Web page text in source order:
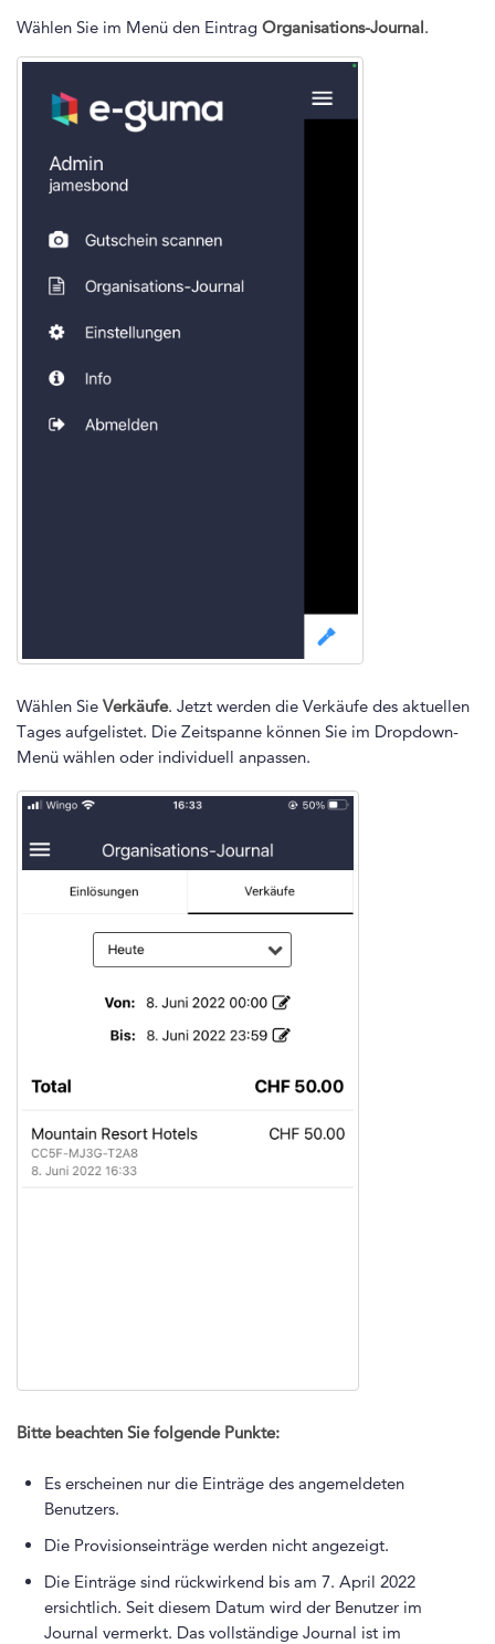
Wählen Sie im Menü den Eintrag Organisations-Journal.
Wählen Sie Verkäufe. Jetzt werden die Verkäufe des aktuellen
Tages aufgelistet. Die Zeitspanne können Sie im Dropdown-
Menü wählen oder individuell anpassen.
Bitte beachten Sie folgende Punkte:
Es erscheinen nur die Einträge des angemeldeten
Benutzers.
Die Provisionseinträge werden nicht angezeigt.
Die Einträge sind rückwirkend bis am 7. April 2022
ersichtlich. Seit diesem Datum wird der Benutzer im
Journal vermerkt. Das vollständige Journal ist im